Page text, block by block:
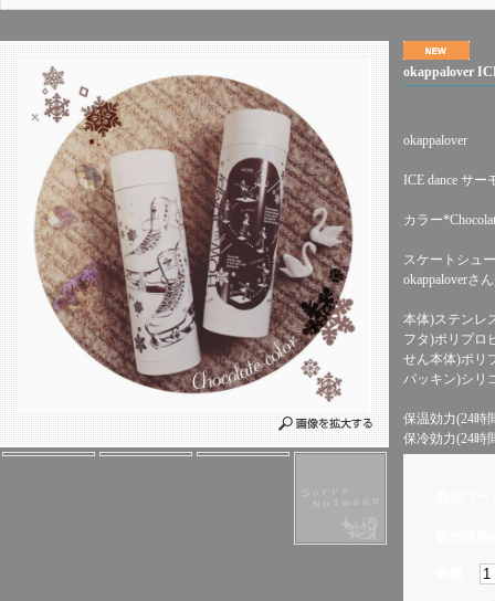
okappalover
okappalover
ICE dance サ
カラー
スケートシュ
okappaloverさ
本体)ステンレ
フタ)ポリプロ
せん本体)ポリ
パッキン)シリ
保温効力(24時
保冷効力(24